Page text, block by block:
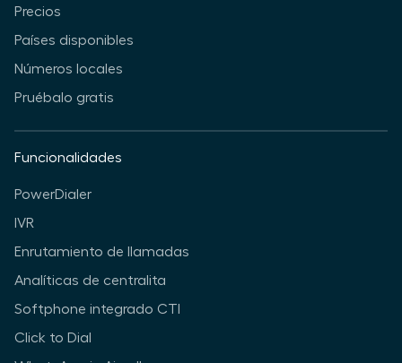
Precios
Países disponibles
Números locales
Pruébalo gratis
Funcionalidades
PowerDialer
IVR
Enrutamiento de llamadas
Analíticas de centralita
Softphone integrado CTI
Click to Dial